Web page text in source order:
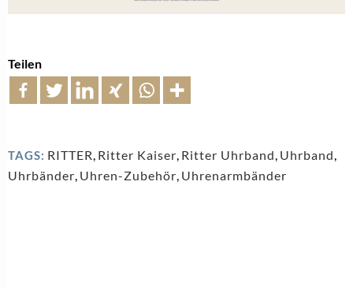
Teilen
TAGS: RITTER, Ritter Kaiser, Ritter Uhrband, Uhrband,
Uhrbänder, Uhren-Zubehör, Uhrenarmbänder